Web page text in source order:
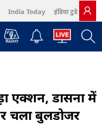
India Today इंडिया टुडे हिंदी
Bazaar Northeast
एक्शन, डासना में
चला बुलडोजर